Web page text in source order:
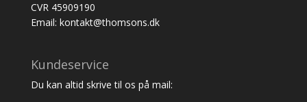
CVR 45909190
Email: kontakt@thomsons.dk
Kundeservice
Du kan altid skrive til os på mail: